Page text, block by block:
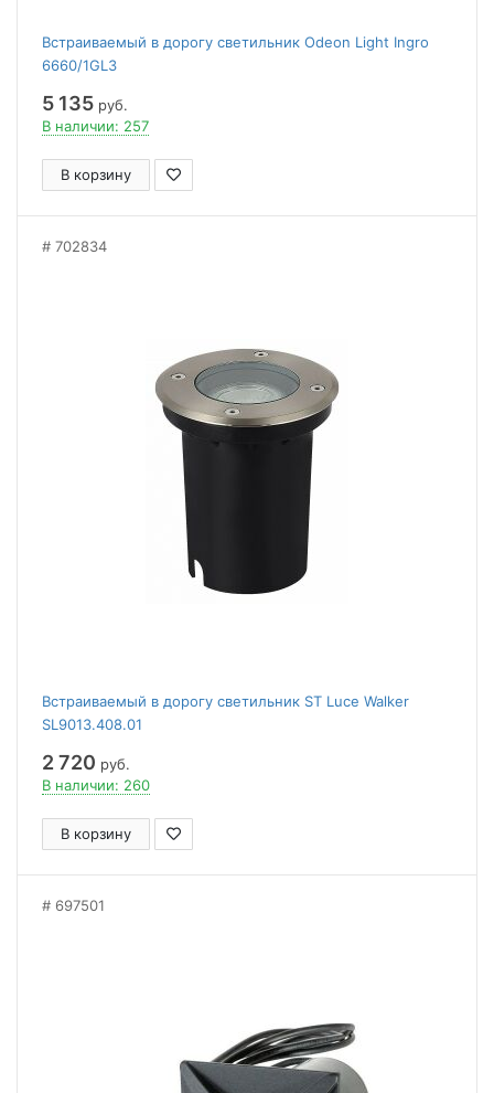
Встраиваемый в дорогу светильник Odeon Light Ingro
6660/1GL3
5 135 руб.
В наличии: 257
В корзину
702834
Встраиваемый в дорогу светильник ST Luce Walker
SL9013.408.01
2 720 руб.
В наличии: 260
В корзину
697501